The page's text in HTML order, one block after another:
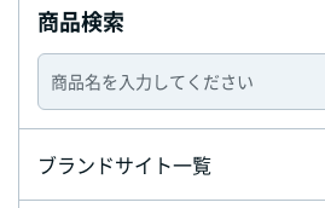
商品検索
ブランドサイト一覧